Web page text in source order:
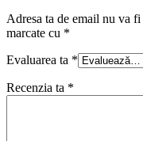
Adresa ta de email nu va
marcate cu *
Evaluarea ta *
Recenzia ta *